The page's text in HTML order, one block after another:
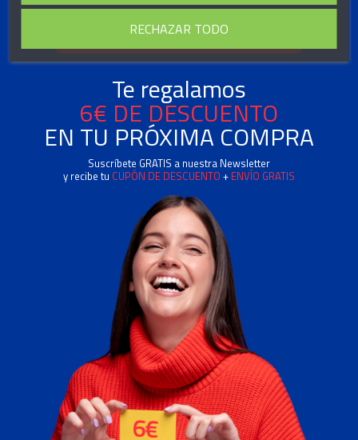
Te regalamos
6€ DE DESCUENTO
EN TU PRÓXIMA COMPRA
Suscríbete GRATIS a nuestra Newsletter
y recibe tu CUPÓN DE DESCUENTO + ENVÍO GRATIS
RECHAZAR TODO